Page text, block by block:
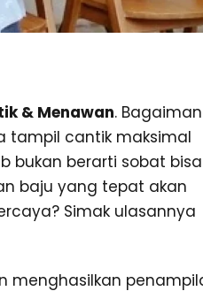
& Menawan.
tampil cantik maksimal
bukan berarti sobat bisa
baju yang tepat akan
Simak ulasannya
menghasilkan